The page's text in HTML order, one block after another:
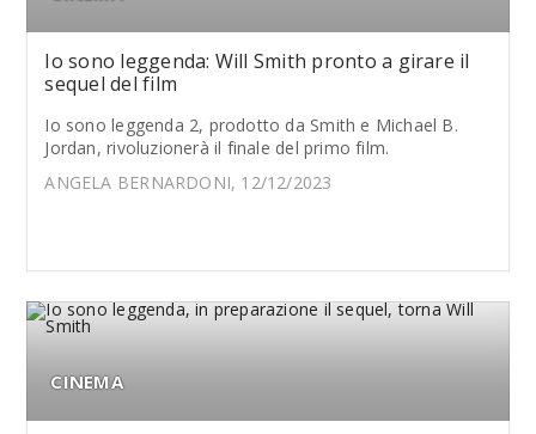
Io sono leggenda: Will Smith pronto a girare il
sequel del film
Io sono leggenda 2, prodotto da Smith e Michael B.
Jordan, rivoluzionerà il finale del primo film.
ANGELA BERNARDONI, 12/12/2023
CINEMA